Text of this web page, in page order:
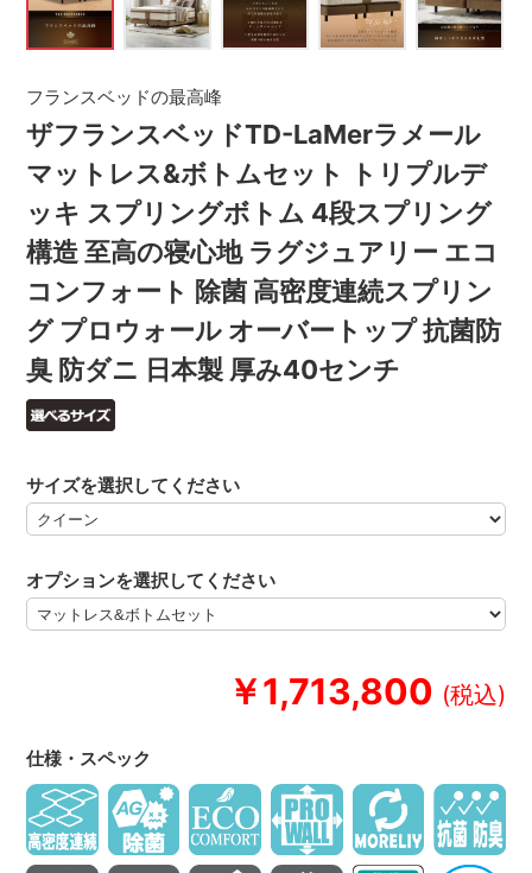
ザフランスベッドTD-LaMerラメール
マットレス&ボトムセット トリプルデ
ッキ スプリングボトム 4段スプリング
構造 至高の寝心地 ラグジュアリー エコ
コンフォート 除菌 高密度連続スプリン
グ プロウォール オーバートップ 抗菌防
臭 防ダニ 日本製 厚み40センチ
フランスベッドの最高峰
￥1,713,800
サイズを選択してください
オプションを選択してください
仕様・スペック